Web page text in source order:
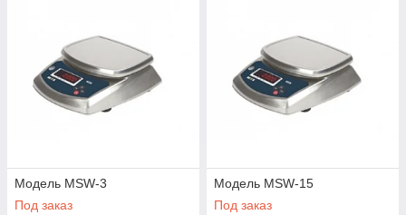
Модель MSW-3
Под заказ
Модель MSW-15
Под заказ